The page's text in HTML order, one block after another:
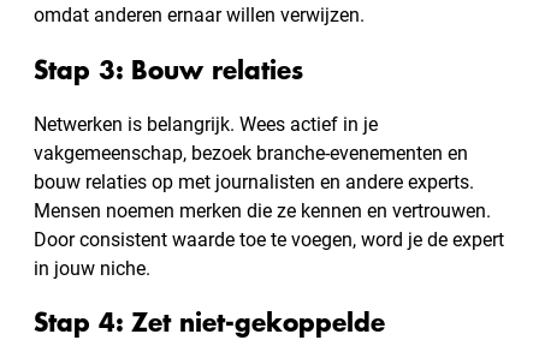
omdat anderen ernaar willen verwijzen.
Stap 3: Bouw relaties
Netwerken is belangrijk. Wees actief in je
vakgemeenschap, bezoek branche-evenementen en
bouw relaties op met journalisten en andere experts.
Mensen noemen merken die ze kennen en vertrouwen.
Door consistent waarde toe te voegen, word je de expert
in jouw niche.
Stap 4: Zet niet-gekoppelde